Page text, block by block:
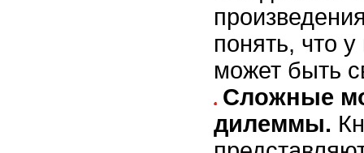
понять, что
может быть
Сложные
дилеммы.